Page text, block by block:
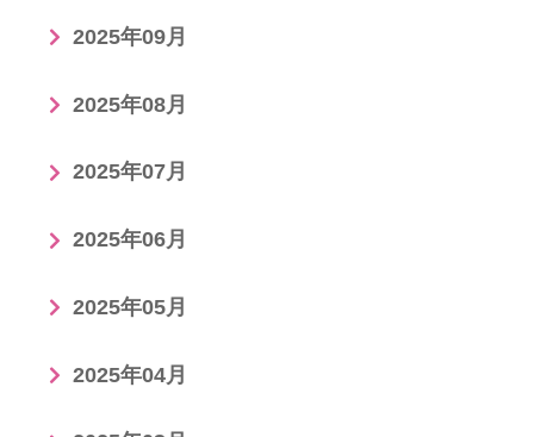
2025年09月
2025年08月
2025年07月
2025年06月
2025年05月
2025年04月